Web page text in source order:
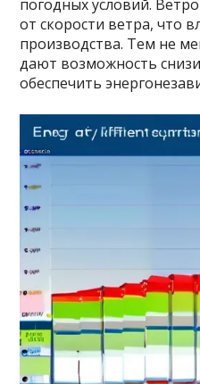
погодных условий.
от скорости ветра, что
производства. Тем не
дают возможность
обеспечить